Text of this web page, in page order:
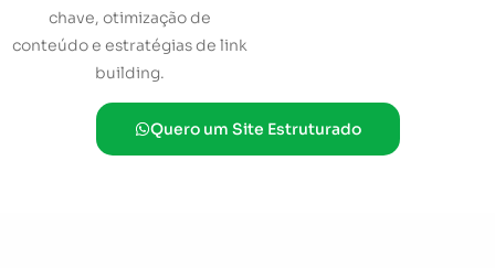
chave, otimização de
conteúdo e estratégias de link
building.
Quero um Site Estruturado